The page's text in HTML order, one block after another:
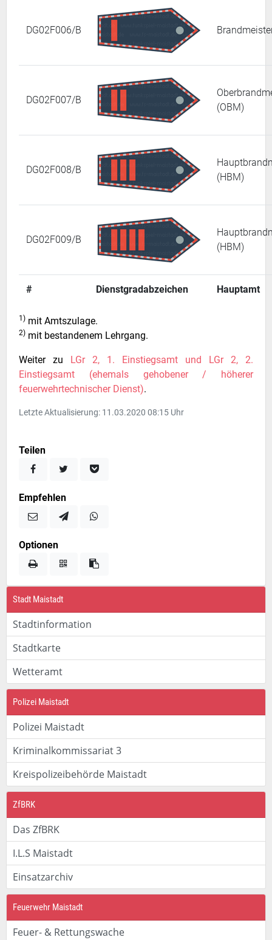
DG02F006/B
DG02F007/B
(OBM)
DG02F008/B
(HBM)
DG02F009/B
(HBM)
# Dienstgradabzeichen Hauptamt
1) mit Amtszulage.
2) mit bestandenem Lehrgang.
Weiter zu
LGr 2, 1. Einstiegsamt und LGr 2, 2.
Einstiegsamt (ehemals gehobener / höherer
feuerwehrtechnischer Dienst).
Letzte Aktualisierung: 11.03.2020 08:15 Uhr
Teilen
Empfehlen
Optionen
Stadt Maistadt
Stadtinformation
Stadtkarte
Wetteramt
Polizei Maistadt
Polizei Maistadt
Kriminalkommissariat 3
Kreispolizeibehörde Maistadt
ZfBRK
Das ZfBRK
I.L.S Maistadt
Einsatzarchiv
Feuerwehr Maistadt
Feuer- & Rettungswache